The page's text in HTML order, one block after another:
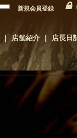
新規会員登録
店舗紹介 店長日